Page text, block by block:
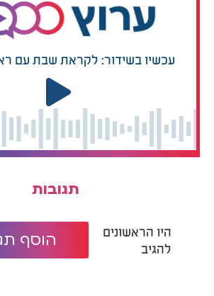
עכשיו בשידור: לקראת שבת עם
תגובות
היו הראשונים
להגיב
הוסף